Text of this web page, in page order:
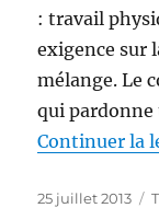
: travail
exigence sur
mélange. Le
qui
Continuer la
Publié
25 juillet 2013